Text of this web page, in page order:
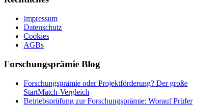
Impressum
Datenschutz
Cookies
AGBs
Forschungsprämie Blog
Forschungsprämie oder Projektförderung? Der große
StartMatch-Vergleich
Betriebsprüfung zur Forschungsprämie: Worauf Prüfer